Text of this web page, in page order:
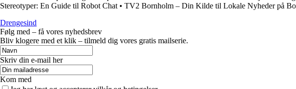
Stereotyper: En Guide til Robot Chat • TV2 Bornholm – Din Kilde til Lokale Nyheder på
Drengesind
Følg med – få vores nyhedsbrev
Bliv klogere med et klik – tilmeld dig vores gratis mailserie.
Skriv din e-mail her
Kom med